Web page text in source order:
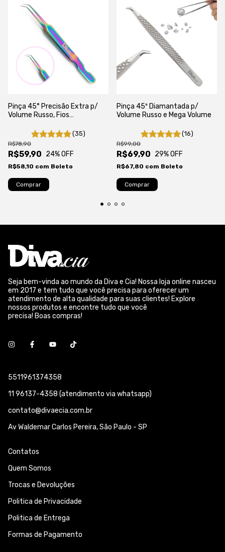
Pinça 45° Precisão Extra p/
Volume Russo, Fios
Autoclavável
(35)
R$59,90
R$78,90
24% OFF
R$58,10 com Boleto
Pinça 45º Diamantada p/
Volume Russo e Mega Volume
(16)
R$69,90
R$99,00
29% OFF
R$67,80 com Boleto
Seja bem-vinda ao mundo da Diva e Cia! Nossa loja online nasceu
em 2017 e tem tudo que você precisa para oferecer um
atendimento de alta qualidade para suas clientes! Explore
nossos produtos e encontre tudo que você
precisa! Boas compras!
5511961374358
11 96137-4358 (atendimento via whatsapp)
contato@divaecia.com.br
Av Waldemar Carlos Pereira, São Paulo - SP
Contatos
Quem Somos
Trocas e Devoluções
Politica de Privacidade
Politica de Entrega
Formas de Pagamento